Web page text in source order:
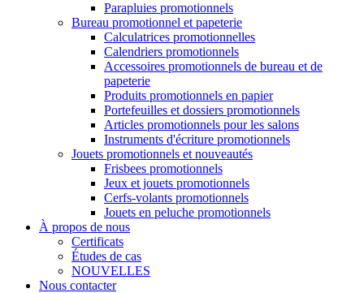
Parapluies promotionnels
Bureau promotionnel et papeterie
Calculatrices promotionnelles
Calendriers promotionnels
Accessoires promotionnels de bureau et de
papeterie
Produits promotionnels en papier
Portefeuilles et dossiers promotionnels
Articles promotionnels pour les salons
Instruments d'écriture promotionnels
Jouets promotionnels et nouveautés
Frisbees promotionnels
Jeux et jouets promotionnels
Cerfs-volants promotionnels
Jouets en peluche promotionnels
À propos de nous
Certificats
Études de cas
NOUVELLES
Nous contacter